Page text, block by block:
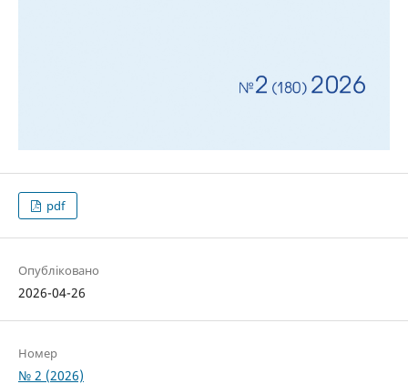
pdf
Опубліковано
2026-04-26
Номер
№ 2 (2026)